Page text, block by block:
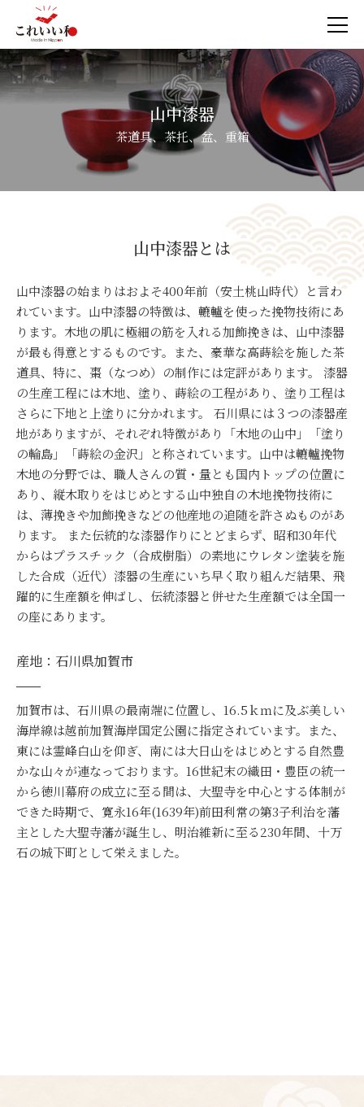
山中漆器
茶道具、茶托、盆、重箱
山中漆器とは
山中漆器の始まりはおよそ400年前（安土桃山時代）と言わ
れています。山中漆器の特徴は、轆轤を使った挽物技術にあ
ります。木地の肌に極細の筋を入れる加飾挽きは、山中漆器
が最も得意とするものです。また、豪華な高蒔絵を施した茶
道具、特に、棗（なつめ）の制作には定評があります。 漆器
の生産工程には木地、塗り、蒔絵の工程があり、塗り工程は
さらに下地と上塗りに分かれます。 石川県には３つの漆器産
地がありますが、それぞれ特徴があり「木地の山中」「塗り
の輪島」「蒔絵の金沢」と称されています。山中は轆轤挽物
木地の分野では、職人さんの質・量とも国内トップの位置に
あり、縦木取りをはじめとする山中独自の木地挽物技術に
は、薄挽きや加飾挽きなどの他産地の追随を許さぬものがあ
ります。 また伝統的な漆器作りにとどまらず、昭和30年代
からはプラスチック（合成樹脂）の素地にウレタン塗装を施
した合成（近代）漆器の生産にいち早く取り組んだ結果、飛
躍的に生産額を伸ばし、伝統漆器と併せた生産額では全国一
の座にあります。
産地：石川県加賀市
加賀市は、石川県の最南端に位置し、16.5ｋｍに及ぶ美しい
海岸線は越前加賀海岸国定公園に指定されています。また、
東には霊峰白山を仰ぎ、南には大日山をはじめとする自然豊
かな山々が連なっております。16世紀末の織田・豊臣の統一
から徳川幕府の成立に至る間は、大聖寺を中心とする体制が
できた時期で、寛永16年(1639年)前田利常の第3子利治を藩
主とした大聖寺藩が誕生し、明治維新に至る230年間、十万
石の城下町として栄えました。